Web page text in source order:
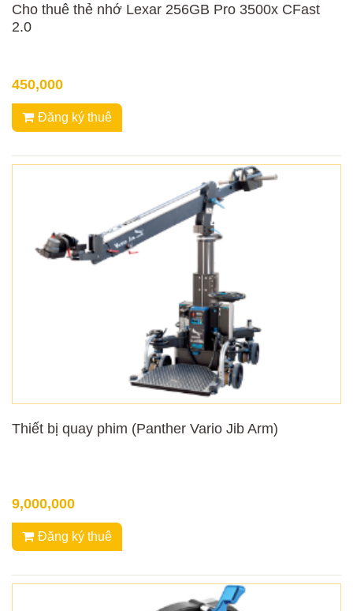
Cho thuê thẻ nhớ Lexar 256GB Pro 3500x CFast
2.0
450,000
Đăng ký thuê
Thiết bị quay phim (Panther Vario Jib Arm)
9,000,000
Đăng ký thuê